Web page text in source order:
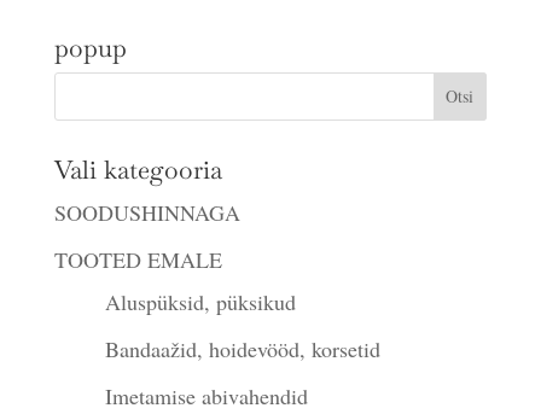
popup
Vali kategooria
SOODUSHINNAGA
TOOTED EMALE
Aluspüksid, püksikud
Bandaažid, hoidevööd, korsetid
Imetamise abivahendid